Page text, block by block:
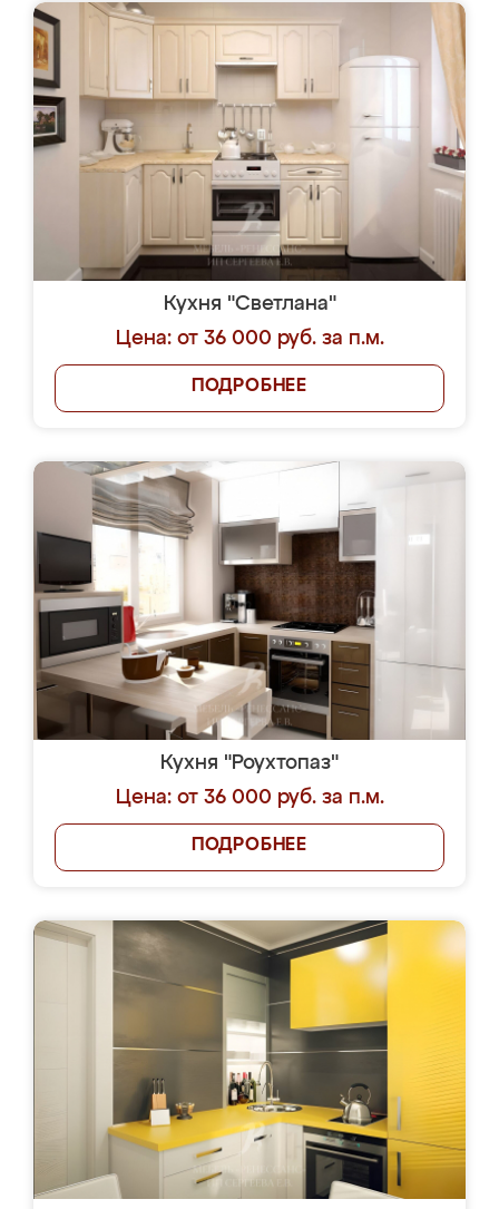
Кухня "Светлана"
Цена: от 36 000 руб. за п.м.
ПОДРОБНЕЕ
Кухня "Роухтопаз"
Цена: от 36 000 руб. за п.м.
ПОДРОБНЕЕ